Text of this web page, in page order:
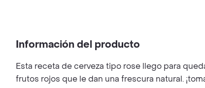
Información del producto
Esta receta de cerveza tipo rose llego para
frutos rojos que le dan una frescura natural.